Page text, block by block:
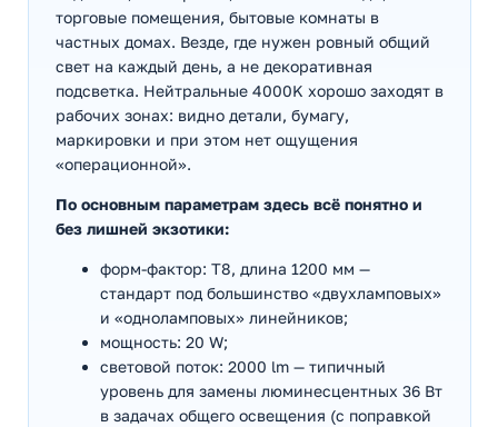
торговые помещения, бытовые комнаты в
частных домах. Везде, где нужен ровный общий
свет на каждый день, а не декоративная
подсветка. Нейтральные 4000K хорошо заходят в
рабочих зонах: видно детали, бумагу,
маркировки и при этом нет ощущения
«операционной».
По основным параметрам здесь всё понятно и
без лишней экзотики:
форм-фактор: T8, длина 1200 мм —
стандарт под большинство «двухламповых»
и «одноламповых» линейников;
мощность: 20 W;
световой поток: 2000 lm — типичный
уровень для замены люминесцентных 36 Вт
в задачах общего освещения (с поправкой